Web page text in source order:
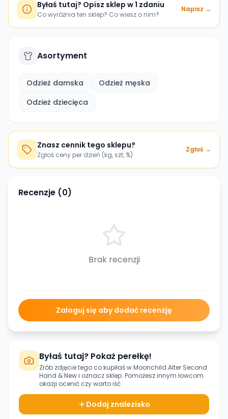
Byłaś tutaj? Opisz sklep w 1 zdaniu
Co wyróżnia ten sklep? Co wiesz o nim?
Napisz →
Asortyment
Odzież damska
Odzież męska
Odzież dziecięca
Znasz cennik tego sklepu?
Zgłoś ceny per dzień (kg, szt, %)
Zgłoś →
Recenzje (0)
Brak recenzji
Zaloguj się aby dodać recenzję
Byłaś tutaj? Pokaż perełkę!
Zrób zdjęcie tego co kupiłaś wMoonchild Alter Second
Hand & Newi oznacz sklep. Pomożesz innym łowcom
okazji ocenić czy warto iść.
Dodaj znalezisko